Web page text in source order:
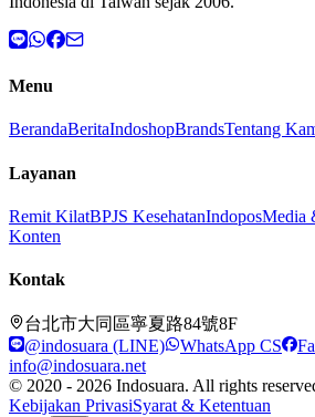
Menu
BerandaBeritaIndoshopBrandsTentang
Layanan
Remit KilatBPJS KesehatanIndoposMedia
Konten
Kontak
台北市大同區寧夏路84號8F
@indosuara (LINE)
WhatsApp CS
info@indosuara.net
© 2020 - 2026 Indosuara. All rights
Kebijakan PrivasiSyarat & Ketentuan